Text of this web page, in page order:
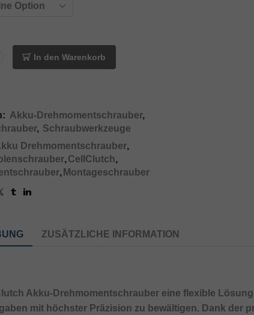
In den Warenkorb
Akku-Drehmomentschrauber,
, Schraubwerkzeuge
Drehmomentschrauber,
,CellClutch,
, Montageschrauber
ZUSÄTZLICHE INFORMATION
Akku-Drehmomentschrauber eine flexible
mit höchster Präzision zu bewältigen. Dank der